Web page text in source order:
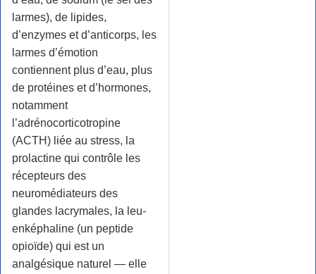
larmes), de lipides,
d’enzymes et d’anticorps, les
larmes d’émotion
contiennent plus d’eau, plus
de protéines et d’hormones,
notamment
l’adrénocorticotropine
(ACTH) liée au stress, la
prolactine qui contrôle les
récepteurs des
neuromédiateurs des
glandes lacrymales, la leu-
enképhaline (un peptide
opioïde) qui est un
analgésique naturel — elle